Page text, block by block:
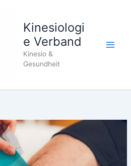
Kinesiologi
e Verband
Kinesio &
Gesundheit